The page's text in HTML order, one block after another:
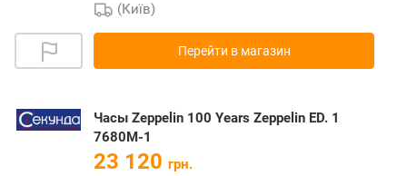
(Київ)
Перейти в магазин
Часы Zeppelin 100 Years Zeppelin ED. 1
7680M-1
23 120 грн.